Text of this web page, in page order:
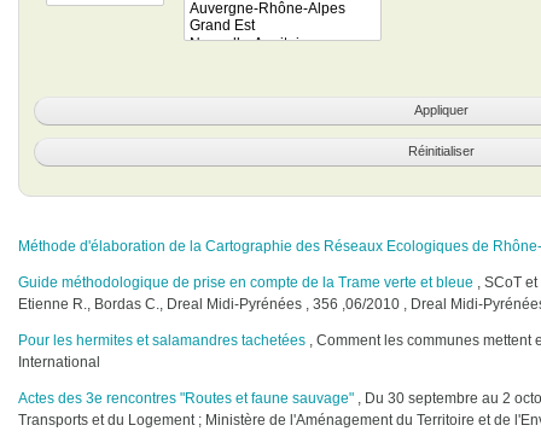
Méthode d'élaboration de la Cartographie des Réseaux Ecologiques de
Guide méthodologique de prise en compte de la Trame verte et bleue
, SCoT
Etienne R., Bordas C., Dreal Midi-Pyrénées , 356 ,06/2010 , Dreal Midi-
Pour les hermites et salamandres tachetées
, Comment les communes
International
Actes des 3e rencontres "Routes et faune sauvage" , Du 30 septembre au 2
Transports et du Logement ; Ministère de l'Aménagement du Territoire et de